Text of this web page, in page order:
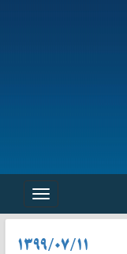
Toggle
۱۳۹۹/۰۷/۱۱